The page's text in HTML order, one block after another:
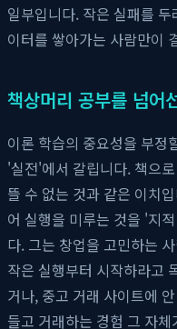
일부입니다. 작은 실패를
이터를 쌓아가는 사람만이
책상머리 공부를 넘어
이론 학습의 중요성을 부정
'실전'에서 갈립니다. 책으
뜰 수 없는 것과 같은 이치
어 실행을 미루는 것을 '지
다. 그는 창업을 고민하는
작은 실행부터 시작하라고
거나, 중고 거래 사이트에
들고 거래하는 경험 그 자